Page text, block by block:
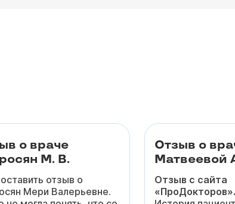
о враче
М. В.
отзыв о
Мери Валерьевне.
Отзыв о
Матвеевой
Отзыв с сайта
«ПроДокторов».